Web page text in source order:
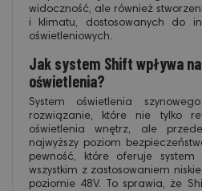
widoczność, ale również
i klimatu, dostosowanych do
oświetleniowych.
Jak system Shift wpływa
oświetlenia?
System oświetlenia
rozwiązanie, które nie tylko
oświetlenia wnętrz, ale
najwyższy poziom
pewność, które oferuje
wszystkim z zastosowaniem
poziomie 48V. To sprawia, że